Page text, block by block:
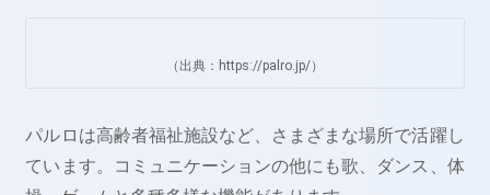
（出典：https://palro.jp/）
パルロは高齢者福祉施設など、さまざまな場所で活躍し
ています。コミュニケーションの他にも歌、ダンス、体